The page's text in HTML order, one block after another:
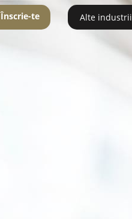
Înscrie-te Alte industrii